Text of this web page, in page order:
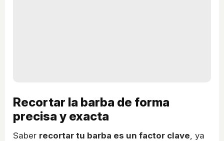
Recortar la barba de forma
precisa y exacta
Saber recortar tu barba es un factor clave , ya